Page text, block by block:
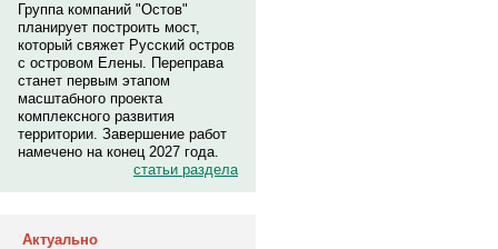
Группа компаний "Остов"
планирует построить мост,
который свяжет Русский остров
с островом Елены. Переправа
станет первым этапом
масштабного проекта
комплексного развития
территории. Завершение работ
намечено на конец 2027 года.
статьи раздела
Актуально